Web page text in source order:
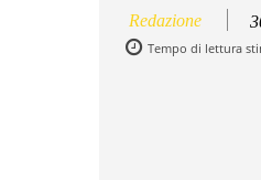
Redazione
Tempo di lettura